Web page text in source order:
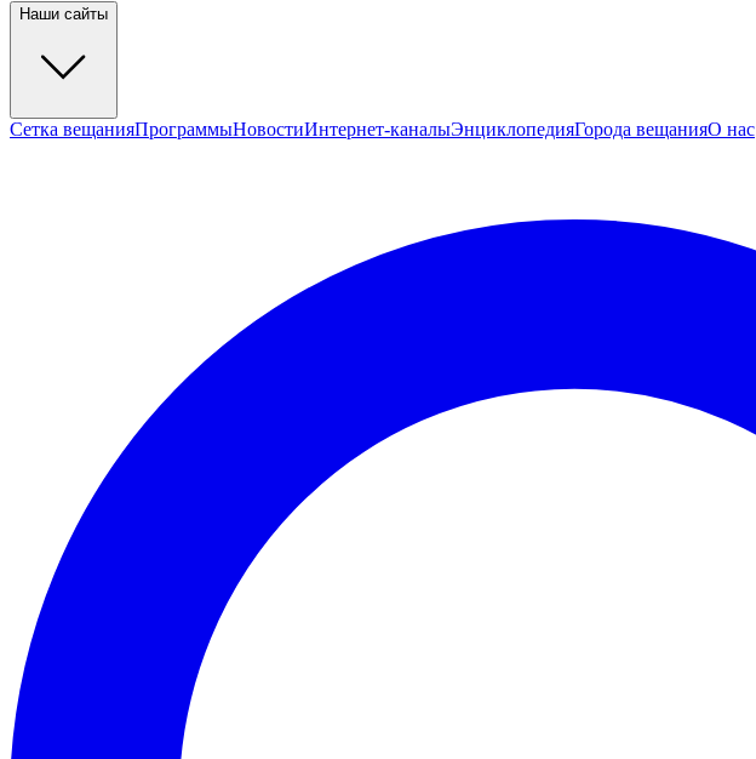
Наши сайты
Сетка вещанияПрограммыНовостиИнтернет-каналыЭнциклопедияГорода вещанияО нас